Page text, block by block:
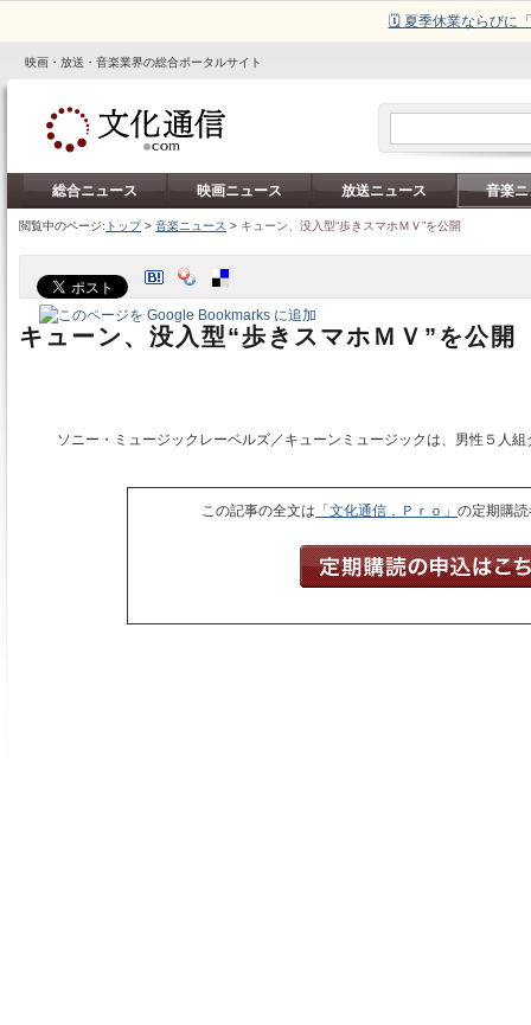
🗓️ 夏季休業ならびに
映画・放送・音楽業界の総合ポータルサイト
総合ニュース 映画ニュース 放送ニュース 音楽
閲覧中のページ: トップ> 音楽ニュース > キューン、没入型“歩きスマホＭＶ”を公開
キューン、没入型“歩きスマホＭＶ”を公開
ソニー・ミュージックレーベルズ／キューンミュージックは、男性５人
この記事の全文は 「文化通信．Ｐｒｏ」の定期購